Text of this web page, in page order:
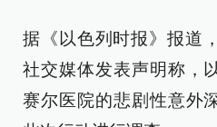
据《以色列时报》报道
社交媒体发表声明称，
赛尔医院的悲剧性意外